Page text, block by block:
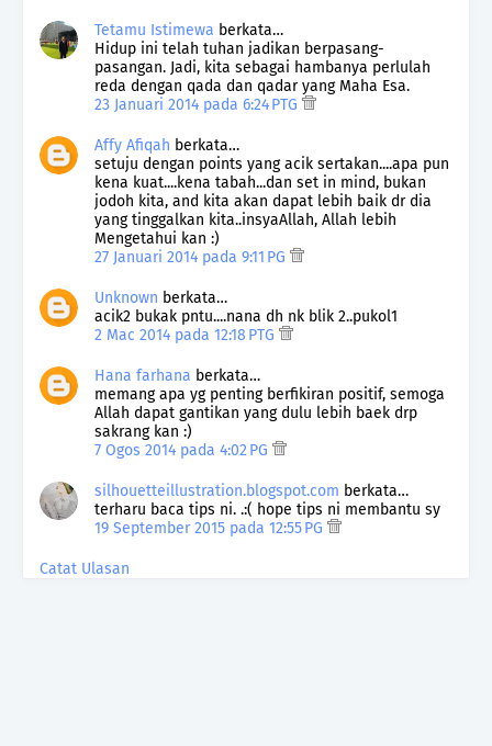
Tetamu Istimewa berkata…
Hidup ini telah tuhan jadikan berpasang-
pasangan. Jadi, kita sebagai hambanya perlulah
reda dengan qada dan qadar yang Maha Esa.
23 Januari 2014 pada 6:24 PTG
Affy Afiqah berkata…
setuju dengan points yang acik sertakan....apa pun
kena kuat....kena tabah...dan set in mind, bukan
jodoh kita, and kita akan dapat lebih baik dr dia
yang tinggalkan kita..insyaAllah, Allah lebih
Mengetahui kan :)
27 Januari 2014 pada 9:11 PG
Unknown berkata…
acik2 bukak pntu....nana dh nk blik 2..pukol1
2 Mac 2014 pada 12:18 PTG
Hana farhana berkata…
memang apa yg penting berfikiran positif, semoga
Allah dapat gantikan yang dulu lebih baek drp
sakrang kan :)
7 Ogos 2014 pada 4:02 PG
silhouetteillustration.blogspot.com berkata…
terharu baca tips ni. .:( hope tips ni membantu sy
19 September 2015 pada 12:55 PG
Catat Ulasan